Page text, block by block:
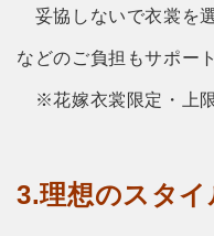
妥協しないで衣裳を
などのご負担もサポート
※花嫁衣裳限定・上
3.理想のスタ